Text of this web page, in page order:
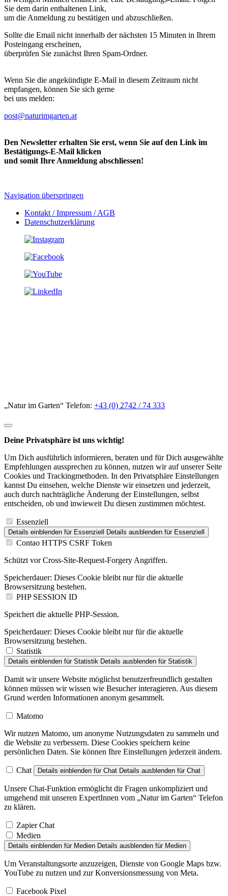
Sie dem darin enthaltenen Link,
um die Anmeldung zu bestätigen und abzuschließen.
Sollte die Email nicht innerhalb der nächsten 15 Minuten in Ihrem
Posteingang erscheinen,
überprüfen Sie zunächst Ihren Spam-Ordner.
Wenn Sie die angekündigte E-Mail in diesem Zeitraum nicht
empfangen, können Sie sich gerne
bei uns melden:
post@naturimgarten.at
Den Newsletter erhalten Sie erst, wenn Sie auf den Link im
Bestätigungs-E-Mail klicken
und somit Ihre Anmeldung abschliessen!
Navigation überspringen
Kontakt / Impressum / AGB
Datenschutzerklärung
„Natur im Garten“ Telefon: +43 (0) 2742 / 74 333
Deine Privatsphäre ist uns wichtig!
Um Dich ausführlich informieren, beraten und für Dich ausgewählte
Empfehlungen aussprechen zu können, nutzen wir auf unserer Seite
Cookies und Trackingmethoden. In den Privatsphäre Einstellungen
kannst Du einsehen, welche Dienste wir einsetzen und jederzeit,
auch durch nachträgliche Änderung der Einstellungen, selbst
entscheiden, ob und inwieweit Du diesen zustimmen möchtest.
Essenziell
Details einblenden für Essenziell Details ausblenden für Essenziell
Contao HTTPS CSRF Token
Schützt vor Cross-Site-Request-Forgery Angriffen.
Speicherdauer: Dieses Cookie bleibt nur für die aktuelle
Browsersitzung bestehen.
PHP SESSION ID
Speichert die aktuelle PHP-Session.
Speicherdauer: Dieses Cookie bleibt nur für die aktuelle
Browsersitzung bestehen.
Statistik
Details einblenden für Statistik Details ausblenden für Statistik
Damit wir unsere Website möglichst benutzerfreundlich gestalten
können müssen wir wissen wie Besucher interagieren. Aus diesem
Grund werden Informationen anonym gesammelt.
Matomo
Wir nutzen Matomo, um anonyme Nutzungsdaten zu sammeln und
die Website zu verbessern. Diese Cookies speichern keine
persönlichen Daten. Sie können Ihre Einstellungen jederzeit ändern.
Chat Details einblenden für Chat Details ausblenden für Chat
Unsere Chat-Funktion ermöglicht dir Fragen unkompliziert und
umgehend mit unseren ExpertInnen vom „Natur im Garten“ Telefon
zu klären.
Zapier Chat
Medien
Details einblenden für Medien Details ausblenden für Medien
Um Veranstaltungsorte anzuzeigen, Dienste von Google Maps bzw.
YouTube zu nutzen und zur Konversionsmessung von Meta.
Facebook Pixel